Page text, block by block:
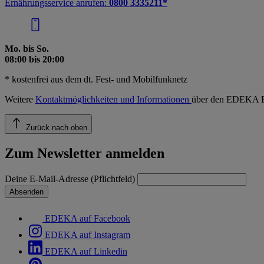
Ernährungsservice anrufen: 0800 3335211*
Mo. bis So.
08:00 bis 20:00
* kostenfrei aus dem dt. Fest- und Mobilfunknetz
Weitere Kontaktmöglichkeiten und Informationen über den EDEKA
Zurück nach oben
Zum Newsletter anmelden
Deine E-Mail-Adresse (Pflichtfeld)
Absenden
EDEKA auf Facebook
EDEKA auf Instagram
EDEKA auf Linkedin